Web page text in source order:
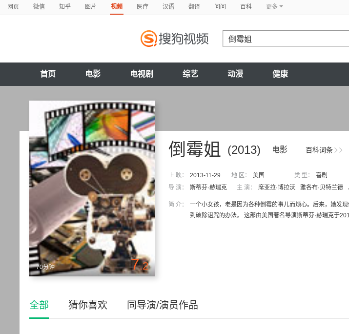
网页 微信 知乎 图片 视频 医疗 汉语 翻译 问问 百科 更多
首页 电影 电视剧 综艺 动漫 健康
70分钟 7.2
百科词条
(2013) 电影
倒霉姐
上 映： 2013-11-29 地 区： 美国 类 型：
喜剧
导 演：
斯蒂芬·赫瑞克 主 演： 席亚拉·博拉沃 雅各布·贝特兰德
简 介：
一个小女孩，老是因为各种倒霉的事儿而烦心。后来，她发
到破除诅咒的办法。 这部由美国著名导演斯蒂芬·赫瑞克于
全部 猜你喜欢 同导演/演员作品